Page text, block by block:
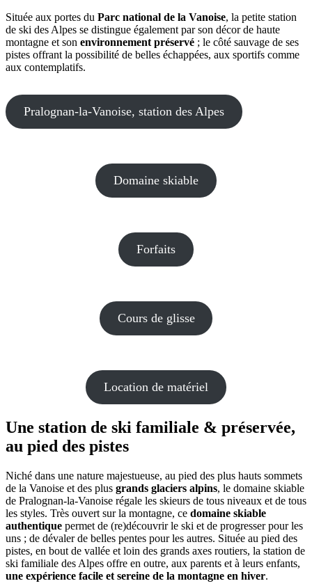
Située aux portes du Parc national de la Vanoise, la petite station
de ski des Alpes se distingue également par son décor de haute
montagne et son environnement préservé ; le côté sauvage de ses
pistes offrant la possibilité de belles échappées, aux sportifs comme
aux contemplatifs.
Pralognan-la-Vanoise, station des Alpes
Domaine skiable
Forfaits
Cours de glisse
Location de matériel
Une station de ski familiale & préservée,
au pied des pistes
Niché dans une nature majestueuse, au pied des plus hauts sommets
de la Vanoise et des plus grands glaciers alpins, le domaine skiable
de Pralognan-la-Vanoise régale les skieurs de tous niveaux et de tous
les styles. Très ouvert sur la montagne, ce domaine skiable
authentique permet de (re)découvrir le ski et de progresser pour les
uns ; de dévaler de belles pentes pour les autres. Située au pied des
pistes, en bout de vallée et loin des grands axes routiers, la station de
ski familiale des Alpes offre en outre, aux parents et à leurs enfants,
une expérience facile et sereine de la montagne en hiver.